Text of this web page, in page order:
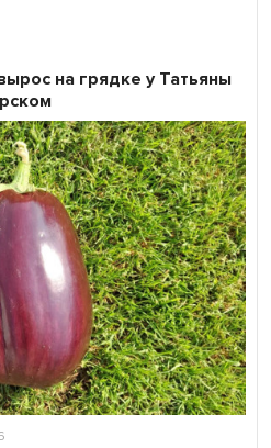
на грядке у Татьяны